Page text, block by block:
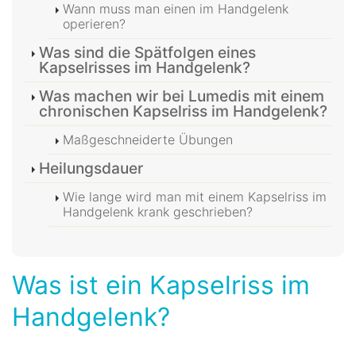
Wann muss man einen im Handgelenk
operieren?
Was sind die Spätfolgen eines
Kapselrisses im Handgelenk?
Was machen wir bei Lumedis mit einem
chronischen Kapselriss im Handgelenk?
Maßgeschneiderte Übungen
Heilungsdauer
Wie lange wird man mit einem Kapselriss im
Handgelenk krank geschrieben?
Was ist ein Kapselriss im
Handgelenk?